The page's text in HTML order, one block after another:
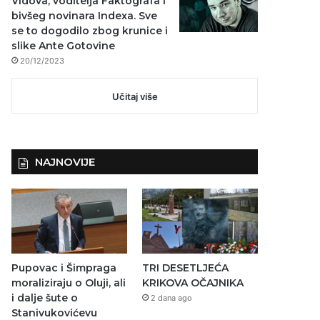
bivšeg novinara Indexa. Sve
se to dogodilo zbog krunice i
slike Ante Gotovine
20/12/2023
Učitaj više
NAJNOVIJE
Pupovac i Šimpraga
moraliziraju o Oluji, ali
i dalje šute o
Stanivukovićevu
TRI DESETLJEĆA
KRIKOVA OČAJNIKA
2 dana ago